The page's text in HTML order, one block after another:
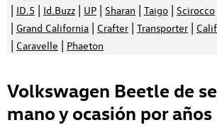
| ID.5 | Id.Buzz | UP | Sharan | Taigo | Scirocco
| Grand California | Crafter | Transporter |
| Caravelle | Phaeton
Volkswagen Beetle de
mano y ocasión por años